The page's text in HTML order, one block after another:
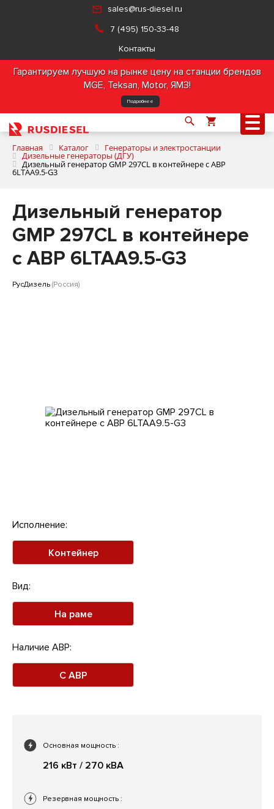
sales@rus-diesel.ru
7 (495) 150-33-48
Контакты
Гарантируем лучшую на рынке цену на станции брендов
MGE, Teksan, Motor, ЯМЗ!
Подробнее
Продукция
Главная Каталог Генераторы и электростанции
Дизельные генераторы (ДГУ)
Дизельный генератор GMP 297CL в контейнере с АВР
6LTAA9.5-G3
Дизельный генератор
GMP 297CL в контейнере
с АВР 6LTAA9.5-G3
РусДизель (Россия)
Исполнение:
Контейнер
Вид:
На раме
Наличие АВР:
С АВР
Основная мощность :
216 кВт / 270 кВА
Резервная мощность :